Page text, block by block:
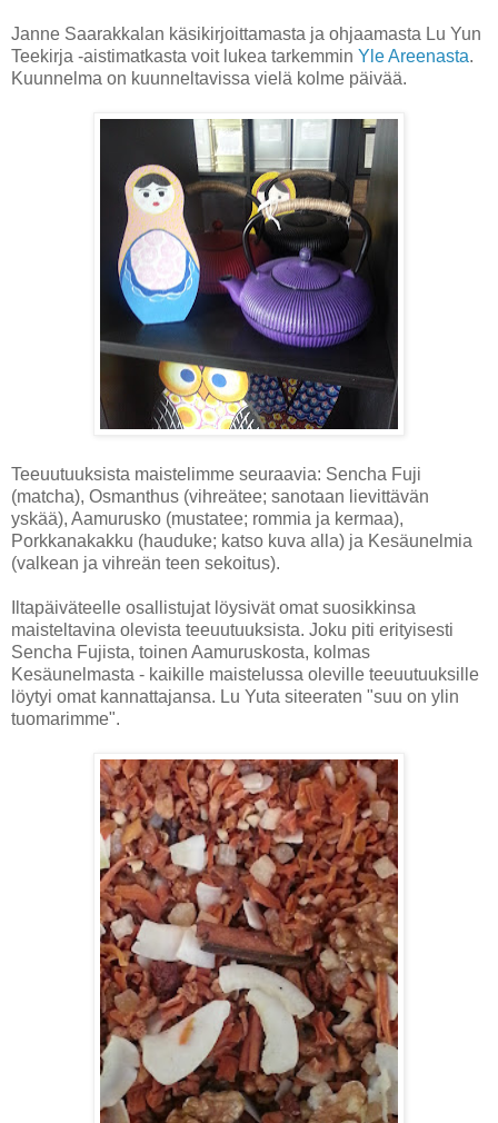
Janne Saarakkalan käsikirjoittamasta ja ohjaamasta Lu Yun
Teekirja -aistimatkasta voit lukea tarkemmin Yle Areenasta.
Kuunnelma on kuunneltavissa vielä kolme päivää.
Teeuutuuksista maistelimme seuraavia: Sencha Fuji
(matcha), Osmanthus (vihreätee; sanotaan lievittävän
yskää), Aamurusko (mustatee; rommia ja kermaa),
Porkkanakakku (hauduke; katso kuva alla) ja Kesäunelmia
(valkean ja vihreän teen sekoitus).
Iltapäiväteelle osallistujat löysivät omat suosikkinsa
maisteltavina olevista teeuutuuksista. Joku piti erityisesti
Sencha Fujista, toinen Aamuruskosta, kolmas
Kesäunelmasta - kaikille maistelussa oleville teeuutuuksille
löytyi omat kannattajansa. Lu Yuta siteeraten "suu on ylin
tuomarimme".